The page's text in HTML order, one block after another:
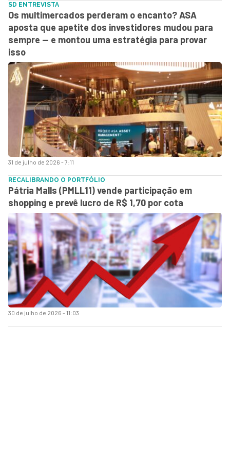
31 de julho de 2026 - 7:11
SD ENTREVISTA
Os multimercados perderam o encanto? ASA
aposta que apetite dos investidores mudou para
sempre — e montou uma estratégia para provar
isso
30 de julho de 2026 - 11:03
RECALIBRANDO O PORTFÓLIO
Pátria Malls (PMLL11) vende participação em
shopping e prevê lucro de R$ 1,70 por cota